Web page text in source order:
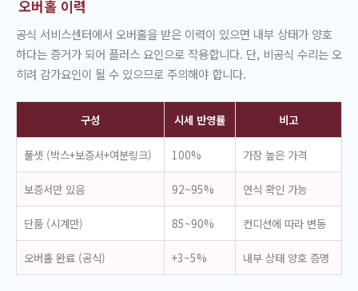
오버홀 이력
공식 서비스센터에서 오버홀을 받은 이력이 있으면 내부 상태가 양호
하다는 증거가 되어 플러스 요인으로 작용합니다. 단, 비공식 수리는 오
히려 감가요인이 될 수 있으므로 주의해야 합니다.
구성 시세 반영률 비고
풀셋 (박스+보증서+여분링크) 100% 가장 높은 가격
보증서만 있음 92~95% 연식 확인 가능
단품 (시계만) 85~90% 컨디션에 따라 변동
오버홀 완료 (공식) +3~5% 내부 상태 양호 증명